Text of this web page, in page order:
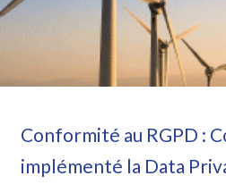
Conformité au RGPD :
implémenté la Data